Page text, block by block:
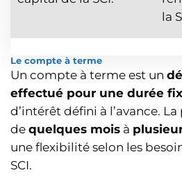
la
Le compte à terme
Un compte à terme est un
effectué pour une durée
d’intérêt défini à l’avance.
de quelques mois à
une flexibilité selon les
SCI.